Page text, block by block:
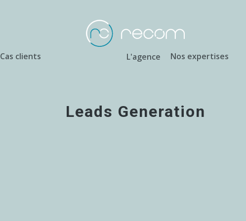
Cas clients L'agence Nos expertises
Leads Generation